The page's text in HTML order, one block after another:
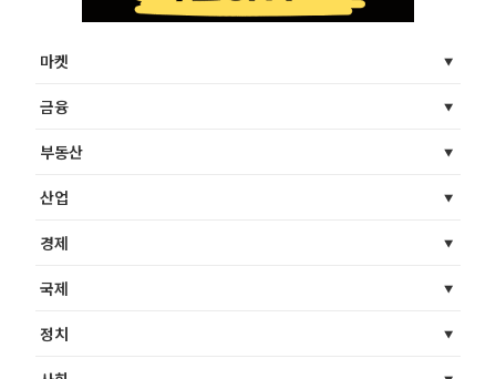
마켓
금융
부동산
산업
경제
국제
정치